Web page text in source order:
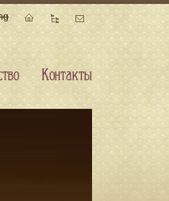
Контакты